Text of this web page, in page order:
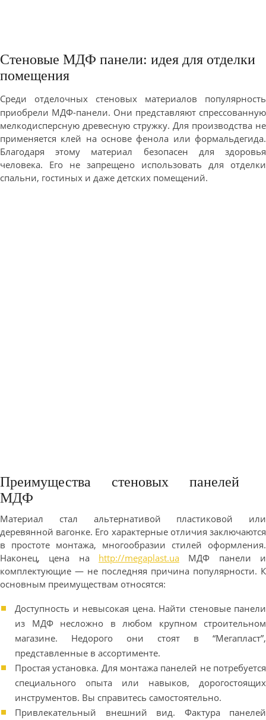
Стеновые МДФ панели: идея для отделки
помещения
Среди отделочных стеновых материалов популярность
приобрели МДФ-панели. Они представляют спрессованную
мелкодисперсную древесную стружку. Для производства не
применяется клей на основе фенола или формальдегида.
Благодаря этому материал безопасен для здоровья
человека. Его не запрещено использовать для отделки
спальни, гостиных и даже детских помещений.
Преимущества стеновых панелей
МДФ
Материал стал альтернативой пластиковой или
деревянной вагонке. Его характерные отличия заключаются
в простоте монтажа, многообразии стилей оформления.
Наконец, цена на http://megaplast.ua МДФ панели и
комплектующие — не последняя причина популярности. К
основным преимуществам относятся:
Доступность и невысокая цена. Найти стеновые панели
из МДФ несложно в любом крупном строительном
магазине. Недорого они стоят в “Мегапласт”,
представленные в ассортименте.
Простая установка. Для монтажа панелей не потребуется
специального опыта или навыков, дорогостоящих
инструментов. Вы справитесь самостоятельно.
Привлекательный внешний вид. Фактура панелей